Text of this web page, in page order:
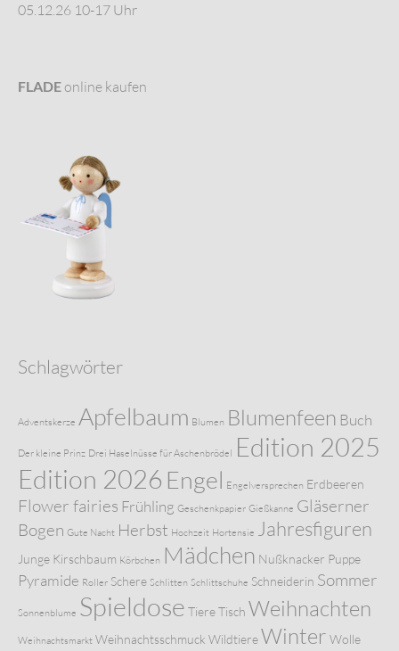
05.12.26 10-17 Uhr
FLADE online kaufen
Schlagwörter
Adventskerze Apfelbaum Blumen Blumenfeen Buch
Der kleine Prinz Drei Haselnüsse für Aschenbrödel Edition 2025
Edition 2026 Engel Engelversprechen Erdbeeren
Flower fairies Frühling Geschenkpapier Gießkanne Gläserner
Bogen Gute Nacht Herbst Hochzeit Hortensie Jahresfiguren
Junge Kirschbaum Körbchen Mädchen Nußknacker Puppe
Pyramide Roller Schere Schlitten Schlittschuhe Schneiderin Sommer
Sonnenblume Spieldose TiereTisch Weihnachten
Weihnachtsmarkt Weihnachtsschmuck WildtiereWinter Wolle